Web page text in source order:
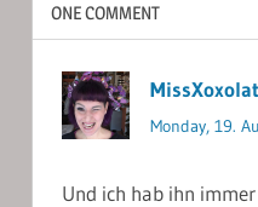
ONE COMMENT
MissXoxolat
Monday, 19.
Und ich hab ihn